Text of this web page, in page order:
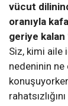
vücut
oranıyla
geriye kalan
Siz, kimi aile
nedeninin ne